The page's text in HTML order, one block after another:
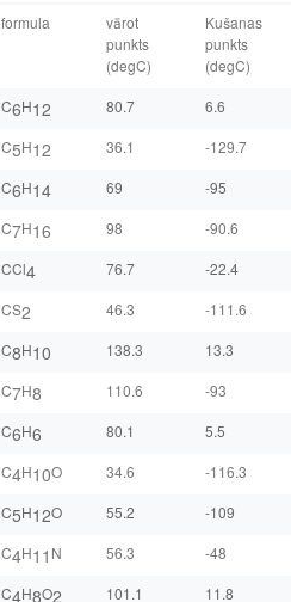
formula
vārot
punkts
(degC)
Kušanas
punkts
(degC)
C6H12 80.7
6.6
C5H12 36.1
-129.7
C6H14 69
-95
C7H16 98
-90.6
CCl4 76.7
-22.4
CS2 46.3
-111.6
C8H10 138.3
13.3
C7H8 110.6
-93
C6H6 80.1
5.5
C4H10O 34.6
-116.3
C5H12O 55.2
-109
C4H11 N 56.3
-48
C4H8O2 101.1
11.8